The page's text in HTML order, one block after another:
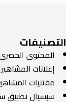
التصنيفات
المحتوى
إعلانات المشاهير
مقتنيات
سبسيال تطبيق